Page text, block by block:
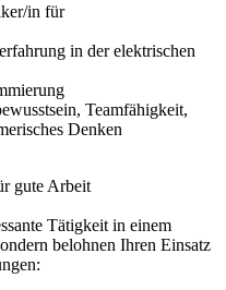
in für
in der elektrischen
Teamfähigkeit,
Denken
gute Arbeit
Tätigkeit in einem
belohnen Ihren Einsatz